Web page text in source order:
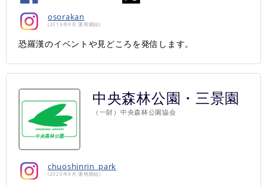
osorakan
(2019年9月 運用開始)
恐羅漢のイベントや見どころを発信します。
中央森林公園・三景園
（一財）中央森林公園協会
chuoshinrin_park
(2020年9月 運用開始)